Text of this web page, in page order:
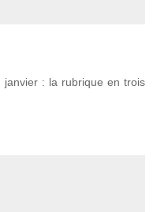
janvier : la rubrique en trois